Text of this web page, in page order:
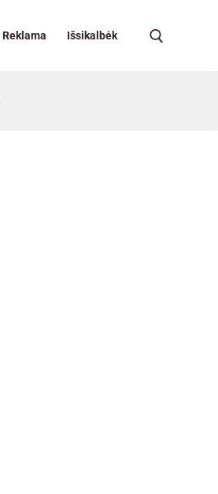
Reklama Išsikalbėk